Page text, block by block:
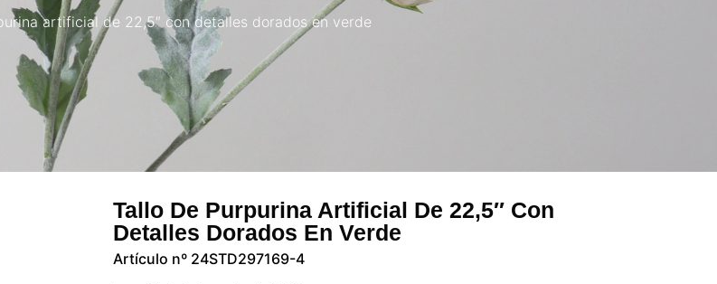
artificial de 22,5″ con detalles dorados en verde
Tallo De Purpurina Artificial De 22,5″ Con
Detalles Dorados En Verde
Artículo nº 24STD297169-4